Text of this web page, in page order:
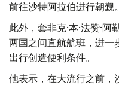
前往沙特阿拉伯进行朝觐。
此外，套非克·本·法赞·
两国之间直航航班，进
出行创造便利条件。
他表示，在大流行之前，